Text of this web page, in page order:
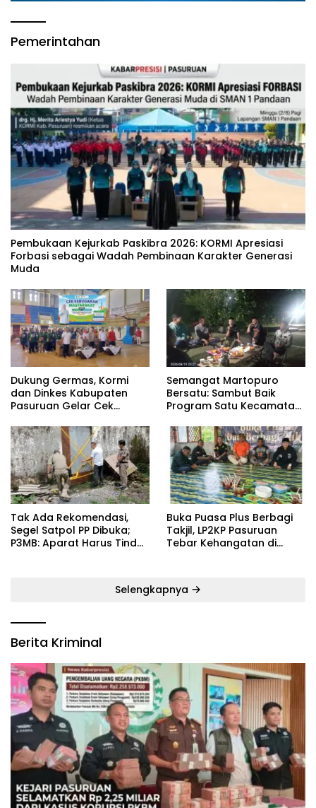
Pemerintahan
‎Pembukaan Kejurkab Paskibra 2026: KORMI Apresiasi
Forbasi sebagai Wadah Pembinaan Karakter Generasi
Muda
Dukung Germas, Kormi
dan Dinkes Kabupaten
Pasuruan Gelar Cek
Semangat Martopuro
Bersatu: Sambut Baik
Program Satu Kecamatan
Kebangkitan Persekabpas
‎Tak Ada Rekomendasi,
Segel Satpol PP Dibuka;
P3MB: Aparat Harus Tindak
‎Buka Puasa Plus Berbagi
Takjil, LP2KP Pasuruan
Tebar Kehangatan di
Selengkapnya
Berita Kriminal